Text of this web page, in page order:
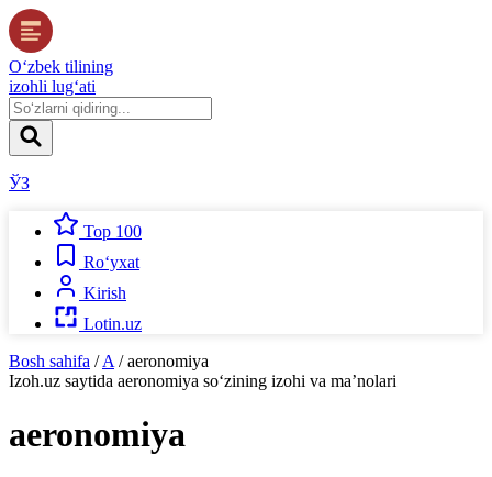
O‘zbek tilining
izohli lug‘ati
ЎЗ
Top 100
Ro‘yxat
Kirish
Lotin.uz
Bosh sahifa / A / aeronomiya
Izoh.uz saytida aeronomiya so‘zining izohi va ma’nolari
aeronomiya